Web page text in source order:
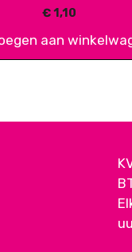
€1,10
aan